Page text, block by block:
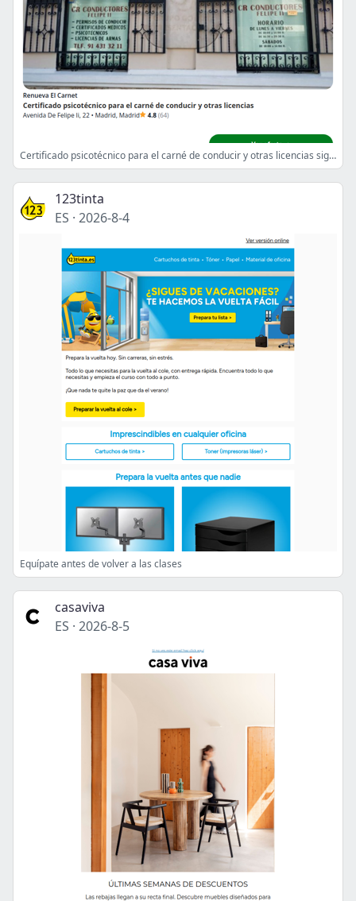
Certificado psicotécnico para el carné de conducir y otras licencias sigue disponible! Ve a verlo.
123tinta
ES · 2026-8-4
Equípate antes de volver a las clases
casaviva
ES · 2026-8-5